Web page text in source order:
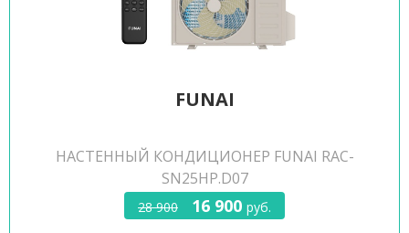
FUNAI
НАСТЕННЫЙ КОНДИЦИОНЕР FUNAI RAC-
SN25HP.D07
28 900 16 900 руб.